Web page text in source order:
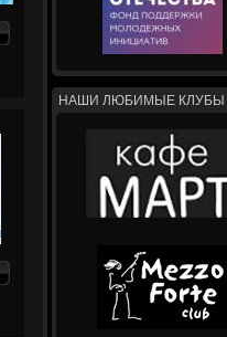
НАШИ ЛЮБИМЫЕ КЛУБЫ